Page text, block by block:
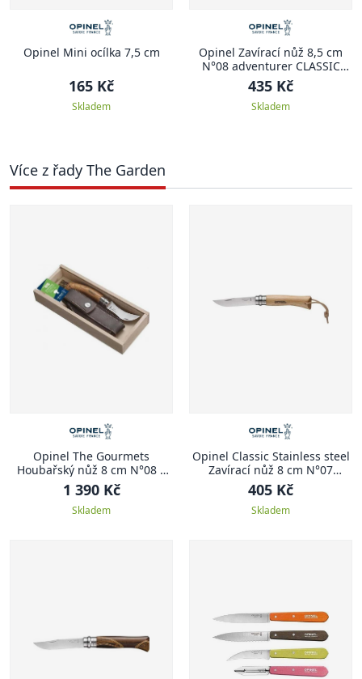
Opinel Mini ocílka 7,5 cm
165 Kč
Skladem
Opinel Zavírací nůž 8,5 cm
N°08 adventurer CLASSIC
STAINLESS STEEL
435 Kč
Skladem
Více z řady The Garden
Opinel The Gourmets
Houbařský nůž 8 cm N°08 +
pouzdro
1 390 Kč
Skladem
Opinel Classic Stainless steel
Zavírací nůž 8 cm N°07
adventurer CLASSIC
STAINLESS STEEL
405 Kč
Skladem